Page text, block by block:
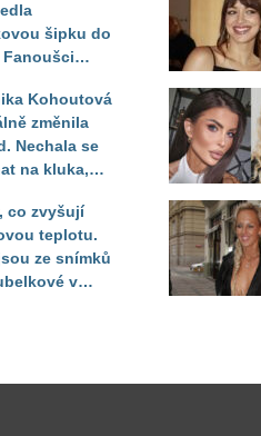
šipku do
Fanoušci
Kohoutová
změnila
Nechala se
na kluka,
co zvyšují
teplotu.
ze snímků
v